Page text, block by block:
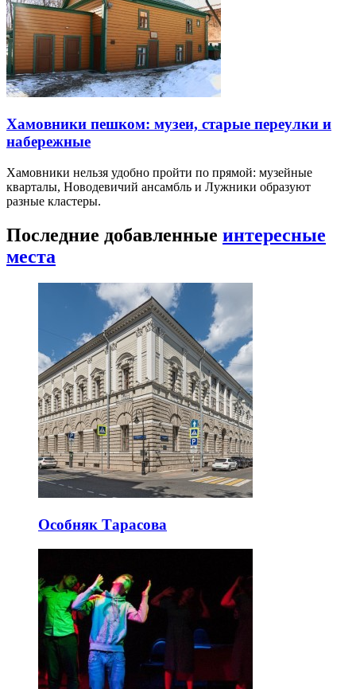
Хамовники пешком: музеи, старые переулки и
набережные
Хамовники нельзя удобно пройти по прямой: музейные
кварталы, Новодевичий ансамбль и Лужники образуют
разные кластеры.
Последние добавленные интересные
места
Особняк Тарасова